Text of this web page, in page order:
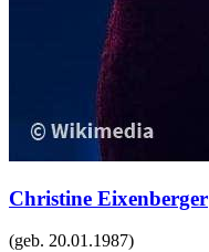
Christine Eixenberger
(geb. 20.01.1987)